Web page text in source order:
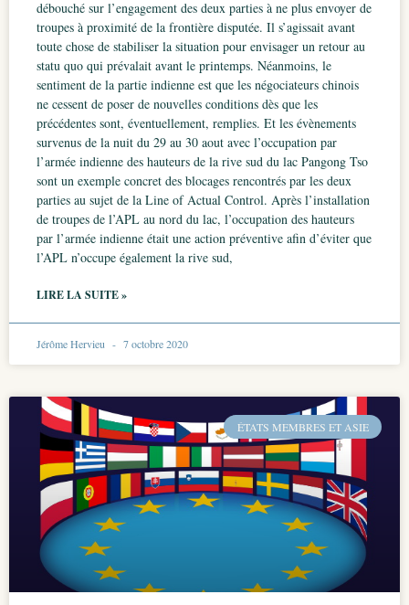
débouché sur l’engagement des deux parties à ne plus envoyer de
troupes à proximité de la frontière disputée. Il s’agissait avant
toute chose de stabiliser la situation pour envisager un retour au
statu quo qui prévalait avant le printemps. Néanmoins, le
sentiment de la partie indienne est que les négociateurs chinois
ne cessent de poser de nouvelles conditions dès que les
précédentes sont, éventuellement, remplies. Et les évènements
survenus de la nuit du 29 au 30 aout avec l’occupation par
l’armée indienne des hauteurs de la rive sud du lac Pangong Tso
sont un exemple concret des blocages rencontrés par les deux
parties au sujet de la Line of Actual Control. Après l’installation
de troupes de l’APL au nord du lac, l’occupation des hauteurs
par l’armée indienne était une action préventive afin d’éviter que
l’APL n’occupe également la rive sud,
LIRE LA SUITE »
Jérôme Hervieu 7 octobre 2020
ÉTATS MEMBRES ET ASIE